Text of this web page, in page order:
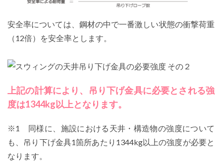
安全率については、鋼材の中で一番激しい状態の衝撃荷重
（12倍）を安全率とします。
上記の計算により、吊り下げ金具に必要とされる強
度は1344kg以上となります。
※1 同様に、施設における天井・構造物の強度について
も、吊り下げ金具1箇所あたり1344kg以上の強度が必要と
なります。